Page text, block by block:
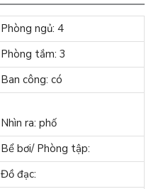
Phòng ngủ: 4
Phòng tắm: 3
Ban công: có
Nhìn ra: phố
Bể bơi/ Phòng tập:
Đồ đạc: